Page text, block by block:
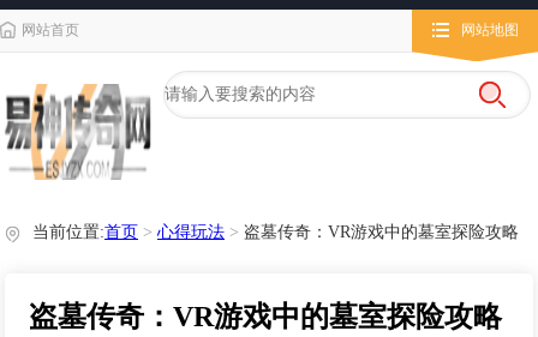
网站首页 网站地图
栏目导航
微变传奇
传奇攻略
心得玩法
当前位置:首页 > 心得玩法 > 盗墓传奇：VR游戏中的墓室探险攻略
盗墓传奇：VR游戏中的墓室探险攻略